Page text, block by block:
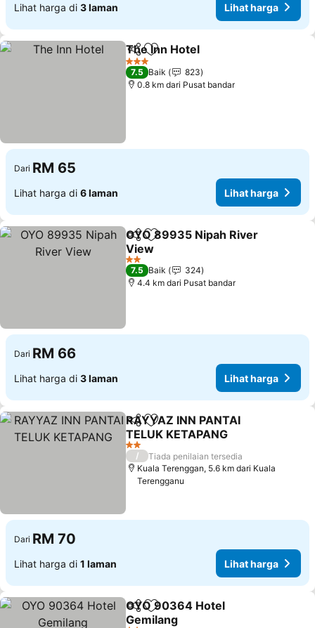
Lihat harga di 3 laman Lihat harga
KongsiTambah ke favorit
The Inn Hotel
3 Bintang
7.5 Baik
823
0.8 km dari Pusat bandar
Dari RM 65
Lihat harga di 6 laman Lihat harga
KongsiTambah ke favorit
OYO 89935 Nipah River
View
2 Bintang
7.5 Baik
324
4.4 km dari Pusat bandar
Dari RM 66
Lihat harga di 3 laman Lihat harga
KongsiTambah ke favorit
RAYYAZ INN PANTAI
TELUK KETAPANG
2 Bintang
/
Tiada penilaian tersedia
Kuala Terenggan, 5.6 km dari Kuala
Terengganu
Dari RM 70
Lihat harga di 1 laman Lihat harga
KongsiTambah ke favorit
OYO 90364 Hotel
Gemilang